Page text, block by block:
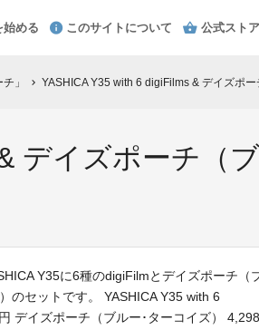
始める このサイトについて 公式ストア
」 chevron_right YASHICA Y35 with 6 digiFilms & デイズポ
デイズポーチ（
Y35に6種のdigiFilmとデイズポーチ（
のセットです。 YASHICA Y35 with 6
デイズポーチ（ブルー･ターコイズ）